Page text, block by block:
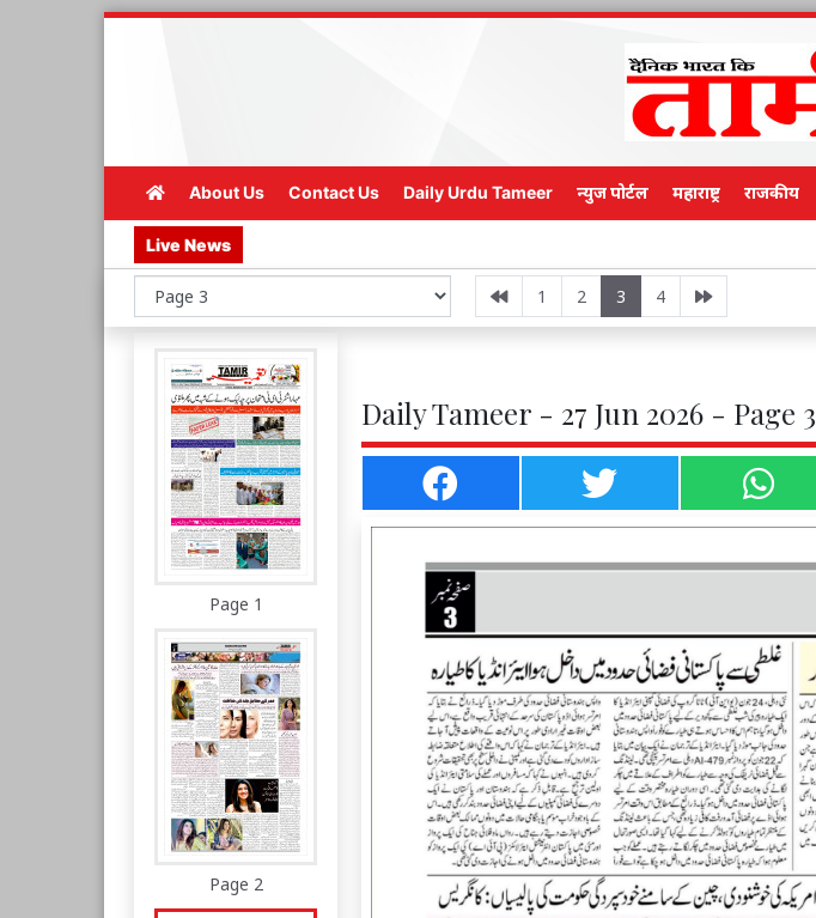
About Us Contact Us Daily Urdu Tameer न्युज पोर्टल महाराष्ट्र राजकीय
Live News
1 2 3 4
Page 1
Page 2
Daily Tameer - 27 Jun 2026 - Page 3